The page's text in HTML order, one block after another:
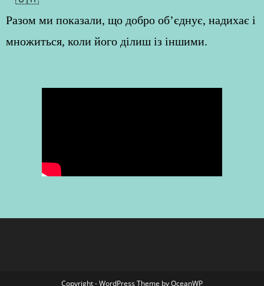
Разом ми показали, що добро об’єднує, надихає і
множиться, коли його ділиш із іншими.
Copyright - WordPress Theme by OceanWP